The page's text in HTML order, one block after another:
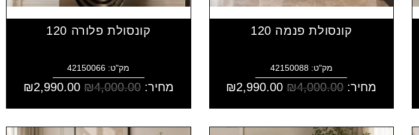
קונסולת פנמה 120
מק"ט: 42150088
מחיר: ₪4,000.00
₪2,990.00
קונסולת פלורה 120
מק"ט: 42150066
מחיר: ₪4,000.00
₪2,990.00